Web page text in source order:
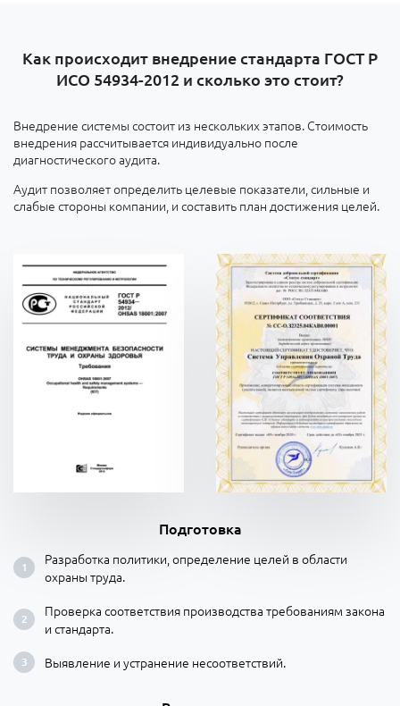
Как происходит внедрение стандарта ГОСТ Р
ИСО 54934-2012 и сколько это стоит?
Внедрение системы состоит из нескольких этапов. Стоимость
внедрения рассчитывается индивидуально после
диагностического аудита.
Аудит позволяет определить целевые показатели, сильные и
слабые стороны компании, и составить план достижения целей.
Подготовка
Разработка политики, определение целей в области
охраны труда.
Проверка соответствия производства требованиям закона
и стандарта.
Выявление и устранение несоответствий.